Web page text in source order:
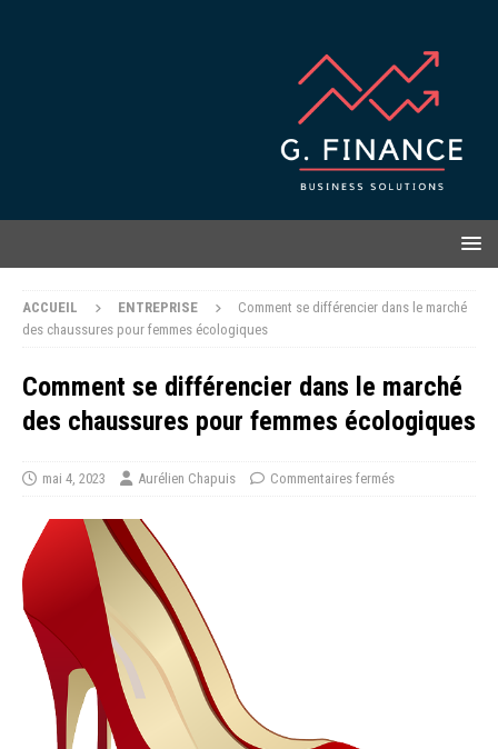
ACCUEIL ENTREPRISE
Comment se différencier dans le marché
des chaussures pour femmes écologiques
Comment se différencier dans le marché
des chaussures pour femmes écologiques
mai 4, 2023 Aurélien Chapuis Commentaires fermés